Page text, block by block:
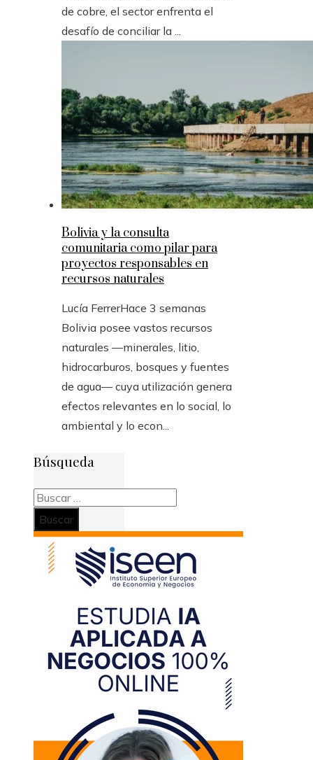
de cobre, el sector enfrenta el
desafío de conciliar la ...
Bolivia y la consulta
comunitaria como pilar para
proyectos responsables en
recursos naturales
Lucía FerrerHace 3 semanas
Bolivia posee vastos recursos
naturales —minerales, litio,
hidrocarburos, bosques y fuentes
de agua— cuya utilización genera
efectos relevantes en lo social, lo
ambiental y lo econ...
Búsqueda
Buscar: